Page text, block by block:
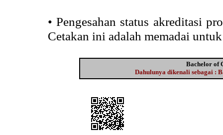
• Pengesahan status akreditasi
Cetakan ini adalah memadai
Bachelor of
Dahulunya dikenali sebagai :